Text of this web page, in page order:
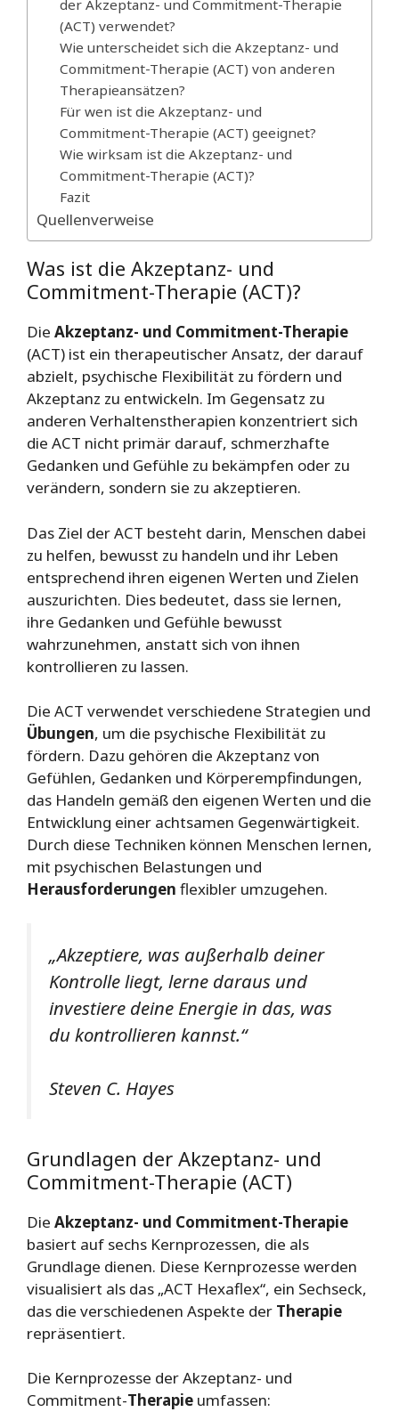
der Akzeptanz- und Commitment-Therapie
(ACT) verwendet?
Wie unterscheidet sich die Akzeptanz- und
Commitment-Therapie (ACT) von anderen
Therapieansätzen?
Für wen ist die Akzeptanz- und
Commitment-Therapie (ACT) geeignet?
Wie wirksam ist die Akzeptanz- und
Commitment-Therapie (ACT)?
Fazit
Quellenverweise
Was ist die Akzeptanz- und
Commitment-Therapie (ACT)?
Die Akzeptanz- und Commitment-Therapie
(ACT) ist ein therapeutischer Ansatz, der darauf
abzielt, psychische Flexibilität zu fördern und
Akzeptanz zu entwickeln. Im Gegensatz zu
anderen Verhaltenstherapien konzentriert sich
die ACT nicht primär darauf, schmerzhafte
Gedanken und Gefühle zu bekämpfen oder zu
verändern, sondern sie zu akzeptieren.
Das Ziel der ACT besteht darin, Menschen dabei
zu helfen, bewusst zu handeln und ihr Leben
entsprechend ihren eigenen Werten und Zielen
auszurichten. Dies bedeutet, dass sie lernen,
ihre Gedanken und Gefühle bewusst
wahrzunehmen, anstatt sich von ihnen
kontrollieren zu lassen.
Die ACT verwendet verschiedene Strategien und
Übungen, um die psychische Flexibilität zu
fördern. Dazu gehören die Akzeptanz von
Gefühlen, Gedanken und Körperempfindungen,
das Handeln gemäß den eigenen Werten und die
Entwicklung einer achtsamen Gegenwärtigkeit.
Durch diese Techniken können Menschen lernen,
mit psychischen Belastungen und
Herausforderungen flexibler umzugehen.
„Akzeptiere, was außerhalb deiner
Kontrolle liegt, lerne daraus und
investiere deine Energie in das, was
du kontrollieren kannst.“
Steven C. Hayes
Grundlagen der Akzeptanz- und
Commitment-Therapie (ACT)
Die Akzeptanz- und Commitment-Therapie
basiert auf sechs Kernprozessen, die als
Grundlage dienen. Diese Kernprozesse werden
visualisiert als das „ACT Hexaflex“, ein Sechseck,
das die verschiedenen Aspekte der Therapie
repräsentiert.
Die Kernprozesse der Akzeptanz- und
Commitment-Therapie umfassen: